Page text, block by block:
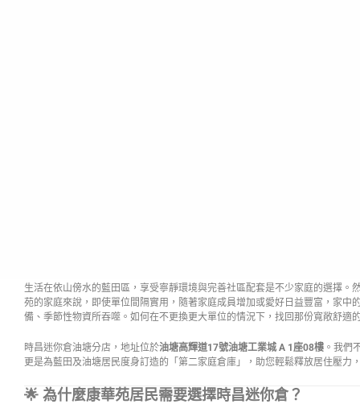
生活在依山傍水的藍田區，享受寧靜環境與完善社區配套是不少家庭的選擇。
苑的家庭來說，即使單位間隔實用，隨著家庭成員增加或愛好日益豐富，家中
備、季節性物資所吞噬。如何在不更換更大單位的情況下，找回那份寬敞舒適
時昌迷你倉油塘分店，地址位於油塘高輝道17號油塘工業城 A 1座08樓 。我們
更是為藍田及油塘居民度身訂造的「第二家庭倉庫」，助您輕鬆釋放居住壓力
🌟 為什麼康華苑居民需要選擇時昌迷你倉？